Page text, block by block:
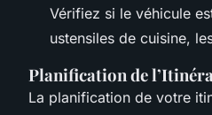
Vérifiez si le véhicule
ustensiles de cuisine,
Planification de
La planification de votre